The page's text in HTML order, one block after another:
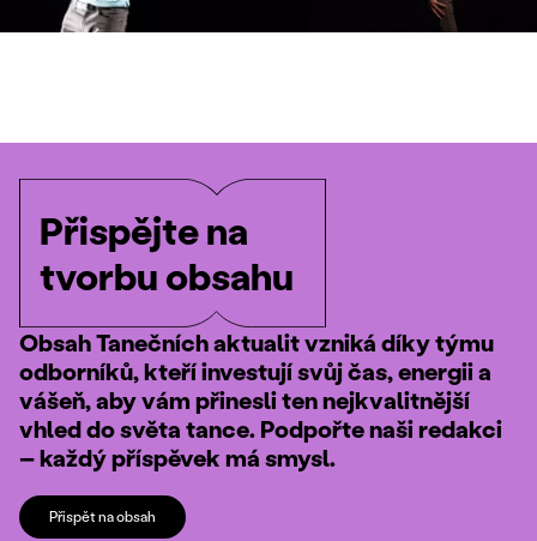
Přispějte na
tvorbu obsahu
Obsah Tanečních aktualit vzniká díky týmu
odborníků, kteří investují svůj čas, energii a
vášeň, aby vám přinesli ten nejkvalitnější
vhled do světa tance. Podpořte naši redakci
– každý příspěvek má smysl.
Přispět na obsah